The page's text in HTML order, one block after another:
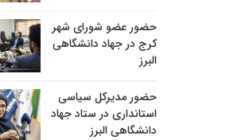
حضور عضو شورای شهر
کرج در جهاد دانشگاهی
البرز
حضور مدیرکل سیاسی
استانداری در ستاد جهاد
دانشگاهی البرز